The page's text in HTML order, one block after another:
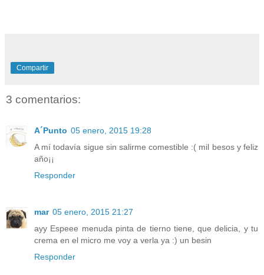
Compartir
3 comentarios:
A´Punto 05 enero, 2015 19:28
A mí todavía sigue sin salirme comestible :( mil besos y feliz
año¡¡
Responder
mar 05 enero, 2015 21:27
ayy Espeee menuda pinta de tierno tiene, que delicia, y tu
crema en el micro me voy a verla ya :) un besin
Responder